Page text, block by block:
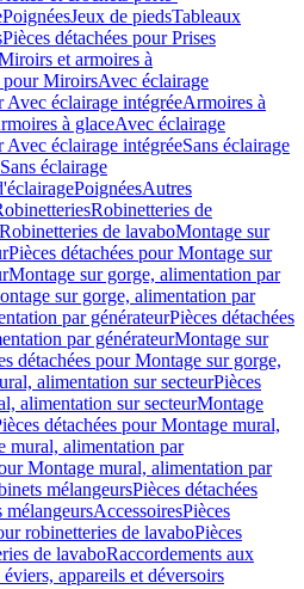
PoignéesJeux de piedsTableaux
Pièces détachées pour Prises
et armoires à
pour MiroirsAvec éclairage
Avec éclairage intégréeArmoires à
à glaceAvec éclairage
Avec éclairage intégréeSans éclairage
éclairage
PoignéesAutres
Robinetteries de
de lavaboMontage sur
Pièces détachées pour Montage sur
Montage sur gorge, alimentation par
sur gorge, alimentation par
par générateurPièces détachées
par générateurMontage sur
détachées pour Montage sur gorge,
alimentation sur secteurPièces
alimentation sur secteurMontage
détachées pour Montage mural,
mural, alimentation par
Montage mural, alimentation par
mélangeursPièces détachées
AccessoiresPièces
robinetteries de lavaboPièces
de lavaboRaccordements aux
appareils et déversoirs